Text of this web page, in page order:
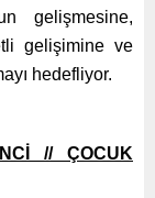
gelişmesine,
gelişimine ve
hedefliyor.
// ÇOCUK